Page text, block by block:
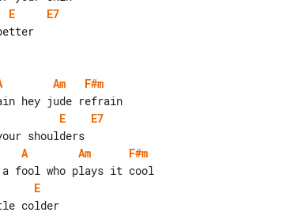
E
E7
Am
F#m
E
E7
A
Am
F#m
E